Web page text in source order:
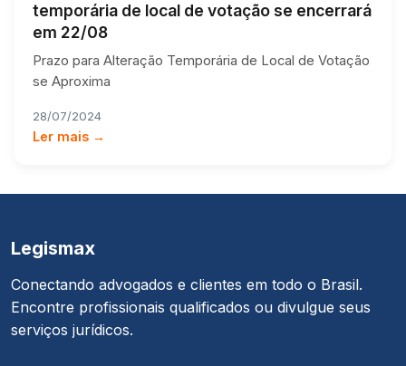
temporária de local de votação se encerrará
em 22/08
Prazo para Alteração Temporária de Local de Votação
se Aproxima
28/07/2024
Ler mais →
Legismax
Conectando advogados e clientes em todo o Brasil.
Encontre profissionais qualificados ou divulgue seus
serviços jurídicos.